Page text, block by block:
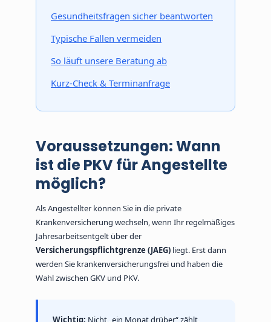
Gesundheitsfragen sicher beantworten
Typische Fallen vermeiden
So läuft unsere Beratung ab
Kurz-Check & Terminanfrage
Voraussetzungen: Wann
ist die PKV für Angestellte
möglich?
Als Angestellter können Sie in die private
Krankenversicherung wechseln, wenn Ihr regelmäßiges
Jahresarbeitsentgelt über der
Versicherungspflichtgrenze (JAEG) liegt. Erst dann
werden Sie krankenversicherungsfrei und haben die
Wahl zwischen GKV und PKV.
Wichtig: Nicht „ein Monat drüber“ zählt,